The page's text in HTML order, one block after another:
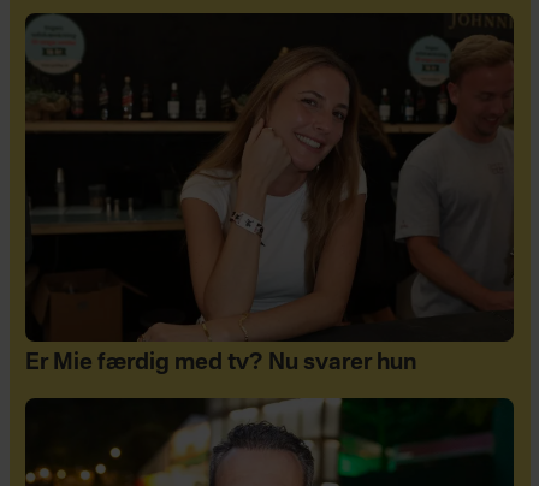
Er Mie færdig med tv? Nu svarer hun